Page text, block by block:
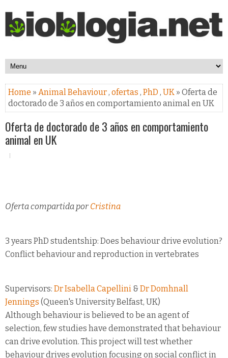
Home » Animal Behaviour, ofertas , PhD , UK » Oferta de
doctorado de 3 años en comportamiento animal en UK
Oferta de doctorado de 3 años en comportamiento
animal en UK
Oferta compartida por Cristina
3 years PhD studentship: Does behaviour drive evolution?
Conflict behaviour and reproduction in vertebrates
Supervisors: Dr Isabella Capellini &Dr Domhnall
Jennings (Queen's University Belfast, UK)
Although behaviour is believed to be an agent of
selection, few studies have demonstrated that behaviour
can drive evolution. This project will test whether
behaviour drives evolution focusing on social conflict in